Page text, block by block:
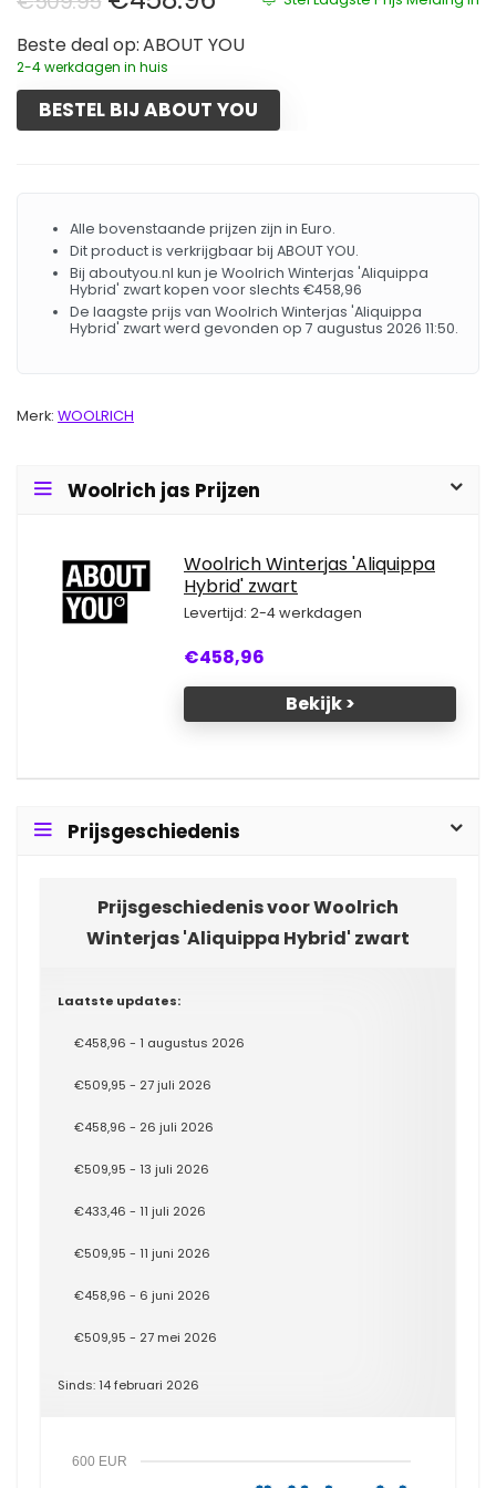
Beste deal op: ABOUT YOU
2-4 werkdagen in huis
BESTEL BIJ ABOUT YOU
Alle bovenstaande prijzen zijn in Euro.
Dit product is verkrijgbaar bij ABOUT YOU.
Bij aboutyou.nl kun je Woolrich Winterjas 'Aliquippa
Hybrid' zwart kopen voor slechts €458,96
De laagste prijs van Woolrich Winterjas 'Aliquippa
Hybrid' zwart werd gevonden op 7 augustus 2026 11:50.
Merk: WOOLRICH
Woolrich jas Prijzen
Woolrich Winterjas 'Aliquippa
Hybrid' zwart
Levertijd: 2-4 werkdagen
€458,96
Bekijk >
Prijsgeschiedenis
Prijsgeschiedenis voor Woolrich
Winterjas 'Aliquippa Hybrid' zwart
Laatste updates:
€458,96 - 1 augustus 2026
€509,95 - 27 juli 2026
€458,96 - 26 juli 2026
€509,95 - 13 juli 2026
€433,46 - 11 juli 2026
€509,95 - 11 juni 2026
€458,96 - 6 juni 2026
€509,95 - 27 mei 2026
Sinds: 14 februari 2026
600 EUR